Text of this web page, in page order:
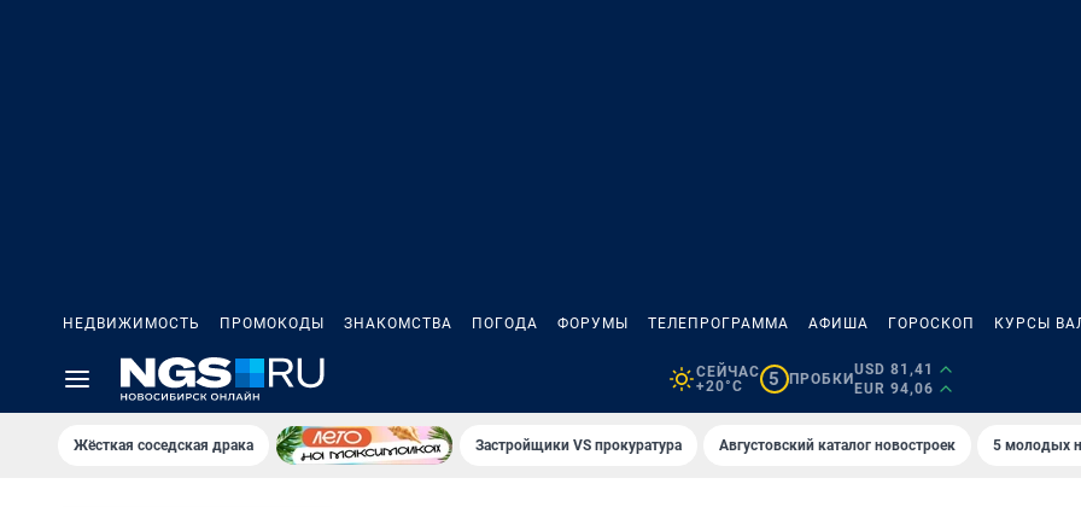
НЕДВИЖИМОСТЬ ПРОМОКОДЫ ЗНАКОМСТВА ПОГОДА ФОРУМЫ ТЕЛЕПРОГРАММА АФИША ГОРОСКОП КУРСЫ
СЕЙЧАС
+20°C
5 ПРОБКИ
USD 81,41
EUR 94,06
Жёсткая соседская драка Застройщики VS прокуратура Августовский каталог новостроек 5 молодых